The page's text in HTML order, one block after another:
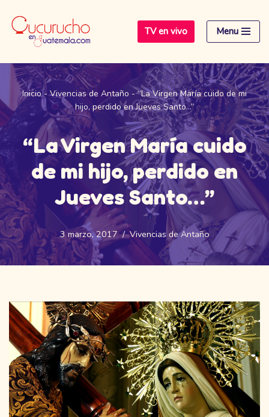
Saltar
contenido
TV en vivo Menu
Inicio-Vivencias de Antaño -“La Virgen María cuido de mi
hijo, perdido en Jueves Santo…”
“La Virgen María cuido
de mi hijo, perdido en
Jueves Santo…”
3 marzo, 2017 Vivencias de Antaño